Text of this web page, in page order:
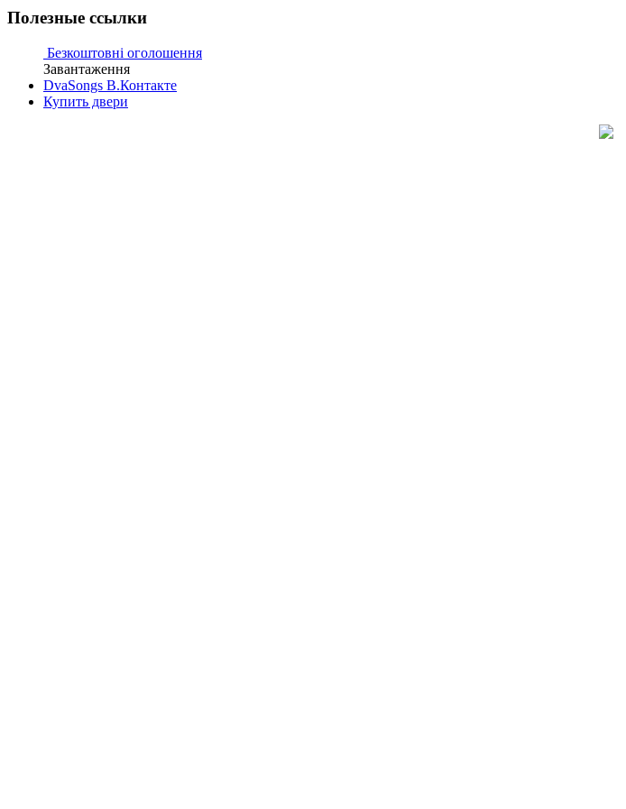
Полезные ссылки
Безкоштовні оголошення
Завантаження
DvaSongs В.Контакте
Купить двери